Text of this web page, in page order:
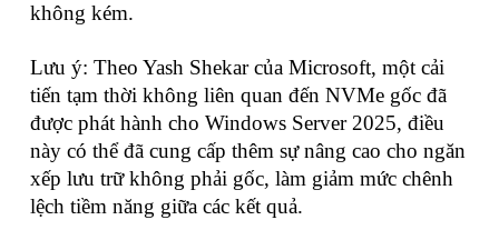
không kém.
Lưu ý: Theo Yash Shekar của Microsoft, một cải
tiến tạm thời không liên quan đến NVMe gốc đã
được phát hành cho Windows Server 2025, điều
này có thể đã cung cấp thêm sự nâng cao cho ngăn
xếp lưu trữ không phải gốc, làm giảm mức chênh
lệch tiềm năng giữa các kết quả.